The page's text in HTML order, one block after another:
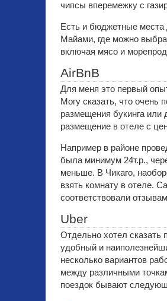
чипсы вперемежку с
Есть и бюджетные
Майами, где можно
включая мясо и
AirBnB
Для меня это первый
Могу сказать, что очень
размещения букинга или
размещение в отеле с
Например в районе
была минимум 24т.р.,
меньше. В Чикаго,
взять комнату в отеле.
соответствовали
Uber
Отдельно хотел сказать
удобный и
несколько вариантов
между различными
поездок бывают